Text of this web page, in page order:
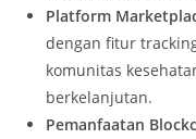
Platform
dengan fitur
komunitas
berkelanjutan.
Pemanfaatan